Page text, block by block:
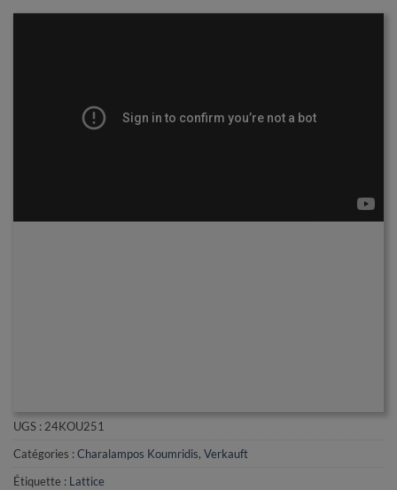
UGS :24KOU251
Catégories :Charalampos Koumridis, Verkauft
Étiquette : Lattice